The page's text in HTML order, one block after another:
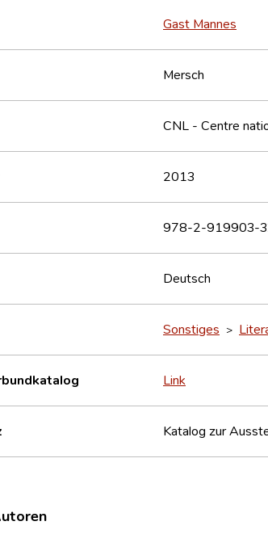
Gast Mannes
Mersch
CNL - Centre
2013
978-2-919903-
Deutsch
Sonstiges >
Link
Katalog zur